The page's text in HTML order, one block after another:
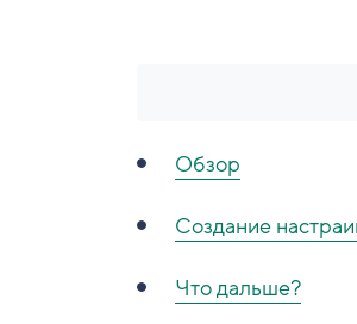
Обзор
Создание
Что дальше?